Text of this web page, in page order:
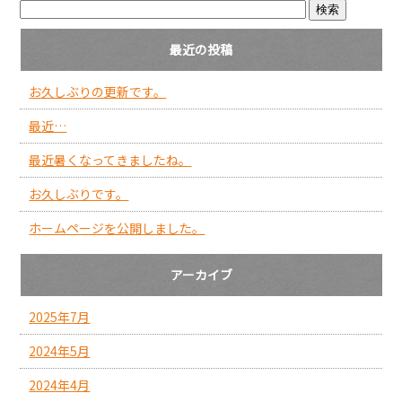
最近の投稿
お久しぶりの更新です。
最近…
最近暑くなってきましたね。
お久しぶりです。
ホームページを公開しました。
アーカイブ
2025年7月
2024年5月
2024年4月